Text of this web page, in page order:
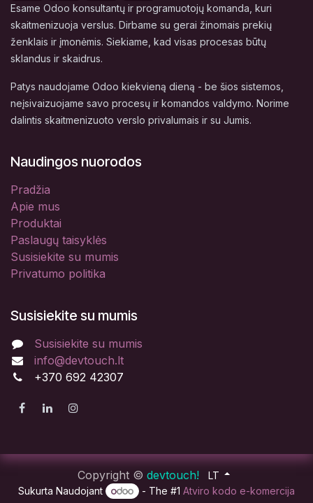
Esame Odoo konsultantų ir programuotojų komanda, kuri
skaitmenizuoja verslus. Dirbame su gerai žinomais prekių
ženklais ir įmonėmis. Siekiame, kad visas procesas būtų
sklandus ir skaidrus.
Patys naudojame Odoo kiekvieną dieną - be šios sistemos,
neįsivaizuojame savo procesų ir komandos valdymo. Norime
dalintis skaitmenizuoto verslo privalumais ir su Jumis.
Naudingos nuorodos
Pradžia
Apie mus
Produktai
Paslaugų taisyklės
Susisiekite su mumis
Privatumo politika
Susisiekite su mumis
Susisiekite su mumis
info@devtouch.lt
+370 692 42307
Copyright © devtouch!
LT
Sukurta Naudojant
- The #1Atviro kodo e-komercija